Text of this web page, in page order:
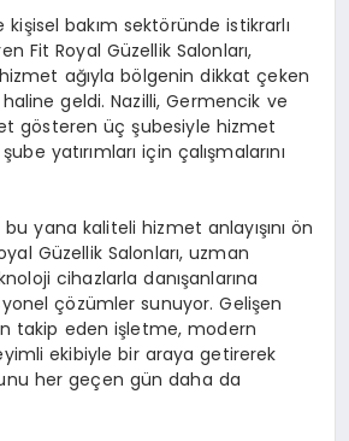
kişisel bakım sektöründe istikrarlı
Fit Royal Güzellik Salonları,
hizmet ağıyla bölgenin dikkat çeken
geldi. Nazilli, Germencik ve
gösteren üç şubesiyle hizmet
yatırımları için çalışmalarını
yana kaliteli hizmet anlayışını ön
Güzellik Salonları, uzman
cihazlarla danışanlarına
çözümler sunuyor. Gelişen
takip eden işletme, modern
ekibiyle bir araya getirerek
her geçen gün daha da